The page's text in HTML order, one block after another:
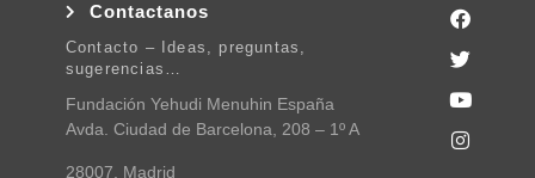
Contactanos
Contacto – Ideas, preguntas,
sugerencias…
Fundación Yehudi Menuhin España
Avda. Ciudad de Barcelona, 208 – 1º A
28007, Madrid